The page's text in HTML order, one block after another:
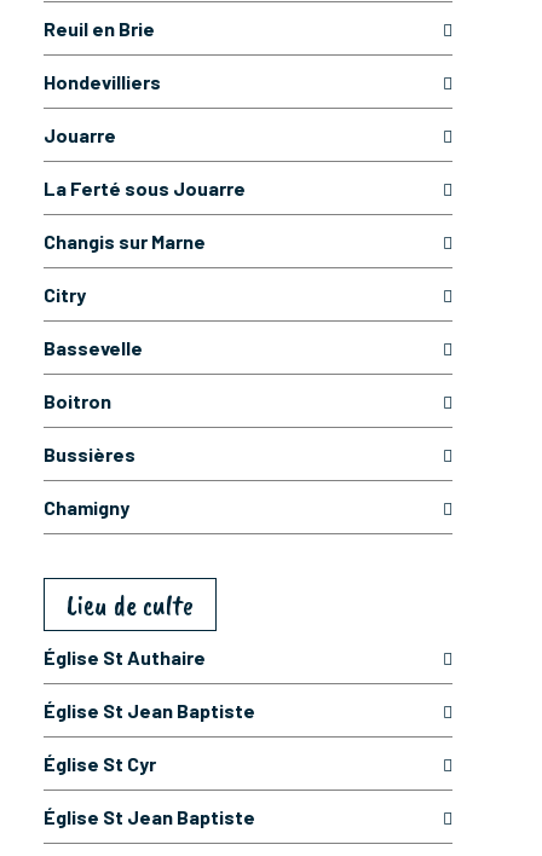
Reuil en Brie
Hondevilliers
Jouarre
La Ferté sous Jouarre
Changis sur Marne
Citry
Bassevelle
Boitron
Bussières
Chamigny
Lieu de culte
Église St Authaire
Église St Jean Baptiste
Église St Cyr
Église St Jean Baptiste